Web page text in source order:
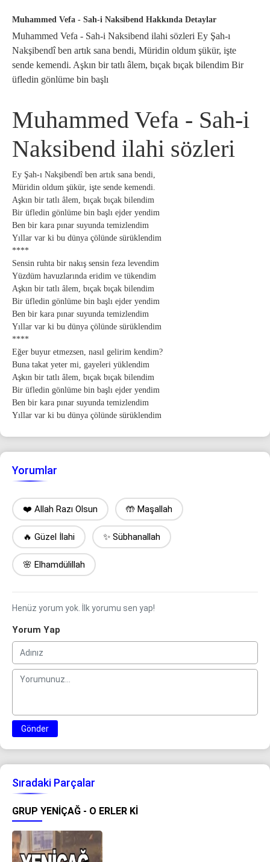
Muhammed Vefa - Sah-i Naksibend Hakkında Detaylar
Muhammed Vefa - Sah-i Naksibend ilahi sözleri Ey Şah-ı
Nakşibendî ben artık sana bendi, Müridin oldum şükür, işte
sende kemendi. Aşkın bir tatlı âlem, bıçak bıçak bilendim Bir
üfledin gönlüme bin başlı
Muhammed Vefa - Sah-i
Naksibend ilahi sözleri
Ey Şah-ı Nakşibendî ben artık sana bendi,
Müridin oldum şükür, işte sende kemendi.
Aşkın bir tatlı âlem, bıçak bıçak bilendim
Bir üfledin gönlüme bin başlı ejder yendim
Ben bir kara pınar suyunda temizlendim
Yıllar var ki bu dünya çölünde sürüklendim
****
Sensin ruhta bir nakış sensin feza levendim
Yüzdüm havuzlarında eridim ve tükendim
Aşkın bir tatlı âlem, bıçak bıçak bilendim
Bir üfledin gönlüme bin başlı ejder yendim
Ben bir kara pınar suyunda temizlendim
Yıllar var ki bu dünya çölünde sürüklendim
****
Eğer buyur etmezsen, nasıl gelirim kendim?
Buna takat yeter mi, gayeleri yüklendim
Aşkın bir tatlı âlem, bıçak bıçak bilendim
Bir üfledin gönlüme bin başlı ejder yendim
Ben bir kara pınar suyunda temizlendim
Yıllar var ki bu dünya çölünde sürüklendim
Yorumlar
❤️ Allah Razı Olsun 🤲 Maşallah
🔥 Güzel İlahi ✨ Sübhanallah
🌸 Elhamdülillah
Henüz yorum yok. İlk yorumu sen yap!
Yorum Yap
Gönder
Sıradaki Parçalar
GRUP YENIÇAĞ - O ERLER KI